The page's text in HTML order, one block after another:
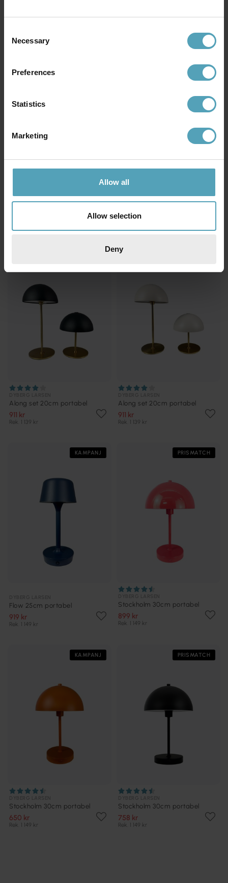
Selection
Necessary
Preferences
Statistics
Marketing
Allow all
Allow selection
Deny
Andra köpte även
Stockholm 30cm portabel
PRISMATCH
Stockholm 30cm portabel
998 kr
Rek. 1 259 kr
Along set 20cm portabel
911 kr
Rek. 1 139 kr
Along set 20cm portabel
911 kr
Rek. 1 139 kr
KAMPANJ
Flow 25cm portabel
919 kr
Rek. 1 149 kr
PRISMATCH
Stockholm 30cm portabel
899 kr
Rek. 1 149 kr
KAMPANJ
Stockholm 30cm portabel
650 kr
Rek. 1 149 kr
PRISMATCH
Stockholm 30cm portabel
758 kr
Rek. 1 149 kr